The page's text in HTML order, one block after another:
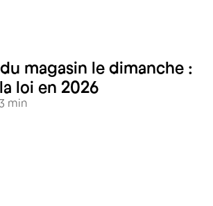
magasin le dimanche :
loi en 2026
min